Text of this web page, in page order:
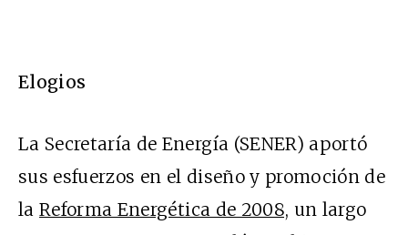
Elogios
La Secretaría de Energía (SENER) aportó
sus esfuerzos en el diseño y promoción de
laReforma Energética de 2008, un largo